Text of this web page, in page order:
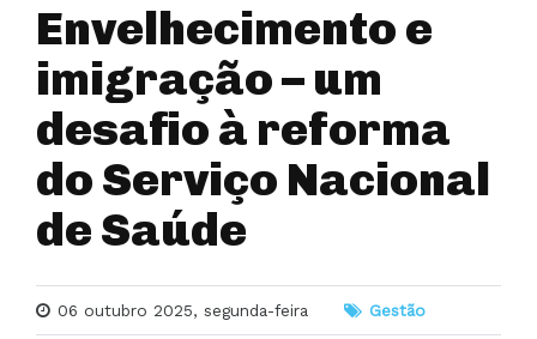
Envelhecimento e
imigração – um
desafio à reforma
do Serviço Nacional
de Saúde
06 outubro 2025, segunda-feira Gestão